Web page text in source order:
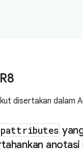
disertakan dalam